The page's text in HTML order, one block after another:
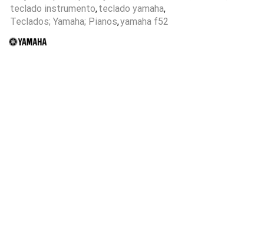
teclado instrumento,teclado yamaha,
Teclados; Yamaha; Pianos,yamaha f52